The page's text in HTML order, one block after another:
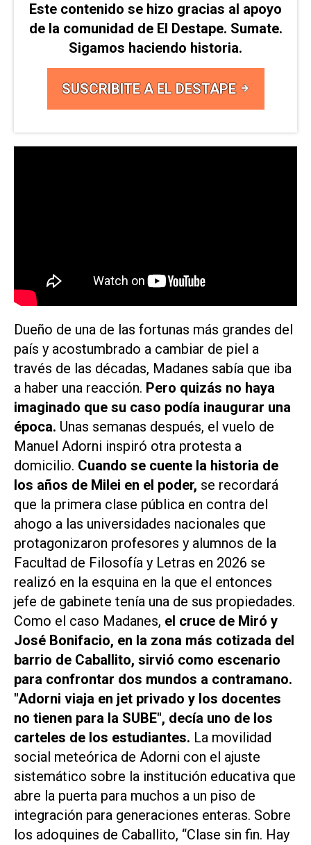
Este contenido se hizo gracias al apoyo
de la comunidad de El Destape. Sumate.
Sigamos haciendo historia.
SUSCRIBITE A EL DESTAPE
Dueño de una de las fortunas más grandes del
país y acostumbrado a cambiar de piel a
través de las décadas, Madanes sabía que iba
a haber una reacción. Pero quizás no haya
imaginado que su caso podía inaugurar una
época. Unas semanas después, el vuelo de
Manuel Adorni inspiró otra protesta a
domicilio. Cuando se cuente la historia de
los años de Milei en el poder, se recordará
que la primera clase pública en contra del
ahogo a las universidades nacionales que
protagonizaron profesores y alumnos de la
Facultad de Filosofía y Letras en 2026 se
realizó en la esquina en la que el entonces
jefe de gabinete tenía una de sus propiedades.
Como el caso Madanes, el cruce de Miró y
José Bonifacio, en la zona más cotizada del
barrio de Caballito, sirvió como escenario
para confrontar dos mundos a contramano.
"Adorni viaja en jet privado y los docentes
no tienen para la SUBE", decía uno de los
carteles de los estudiantes. La movilidad
social meteórica de Adorni con el ajuste
sistemático sobre la institución educativa que
abre la puerta para muchos a un piso de
integración para generaciones enteras. Sobre
los adoquines de Caballito, “Clase sin fin. Hay